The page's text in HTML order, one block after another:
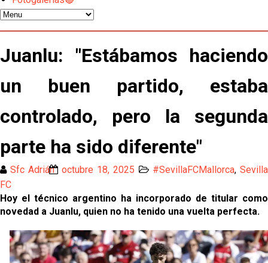
Los contratiempos para García Plaza por la mala
gestión de un inválido Consejo
El Sevilla C se queda en Tercera Federación
Atlético y Getafe agitan el mercado de LaLiga
Luis García Plaza: No sufrir ya es un paso adelante
El Sevilla FC plantea ampliar hasta cinco fichajes
más antes del cierre
Djibril Sow pone rumbo a Italia para firmar su nuevo
contrato con el Genoa
Kochorashvili, seria opción para reforzar el centro
del campo sevillista
Juanlu: "Estábamos haciendo
un buen partido, estaba
controlado, pero la segunda
parte ha sido diferente"
Sfc Adrián octubre 18, 2025 #SevillaFCMallorca,Sevilla
FC
Hoy el técnico argentino ha incorporado de titular como
novedad a Juanlu, quien no ha tenido una vuelta perfecta.